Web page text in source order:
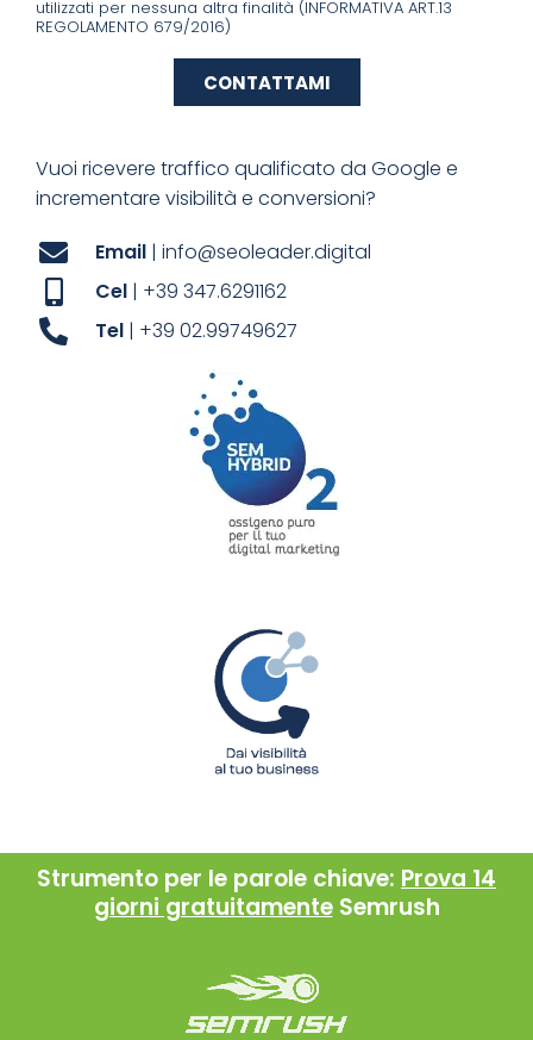
Vuoi ricevere traffico qualificato da Google e
incrementare visibilità e conversioni?
Email | info@seoleader.digital
Cel | +39 347.6291162
Tel | +39 02.99749627
utilizzati per nessuna altra finalità (INFORMATIVA ART.13
REGOLAMENTO 679/2016)
CONTATTAMI
Strumento per le parole chiave: Prova 14
giorni gratuitamente Semrush